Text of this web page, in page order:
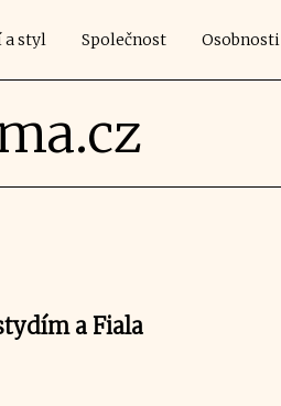
a styl Společnost Osobnosti
a Fiala